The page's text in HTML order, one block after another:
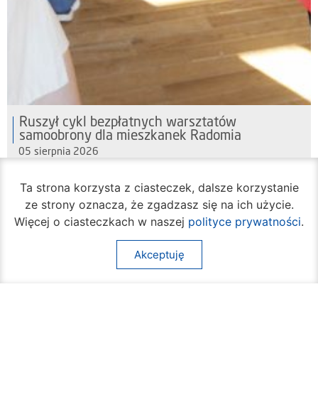
Ruszył cykl bezpłatnych warsztatów
samoobrony dla mieszkanek Radomia
05 sierpnia 2026
Ta strona korzysta z ciasteczek, dalsze korzystanie
ze strony oznacza, że zgadzasz się na ich użycie.
Więcej o ciasteczkach w naszej polityce prywatności.
Akceptuję